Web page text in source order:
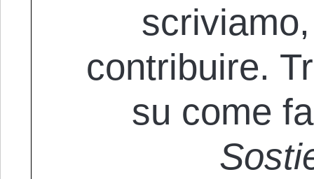
contribuire.
su come